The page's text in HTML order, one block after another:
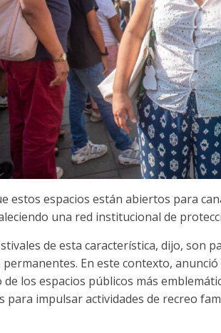
estos espacios están abiertos para
una red institucional de
de esta característica, dijo, son
permanentes. En este contexto,
de los espacios públicos más
para impulsar actividades de recreo